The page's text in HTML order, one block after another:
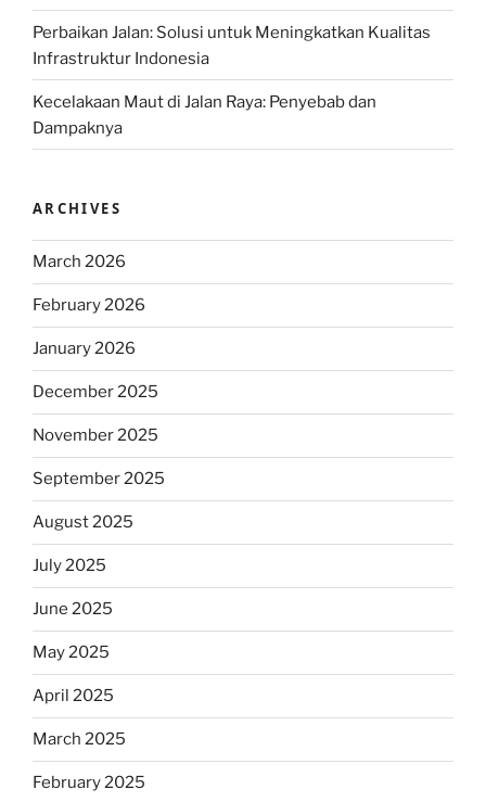
Perbaikan Jalan: Solusi untuk Meningkatkan Kualitas
Infrastruktur Indonesia
Kecelakaan Maut di Jalan Raya: Penyebab dan
Dampaknya
ARCHIVES
March 2026
February 2026
January 2026
December 2025
November 2025
September 2025
August 2025
July 2025
June 2025
May 2025
April 2025
March 2025
February 2025